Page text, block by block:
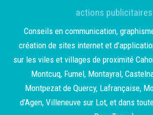
actions publicitaires
Conseils en communication,
création de sites internet et
sur les viles et villages de proximité
Montcuq, Fumel, Montayral,
Montpezat de Quercy, Lafrançaise,
d’Agen, Villeneuve sur Lot, et dans